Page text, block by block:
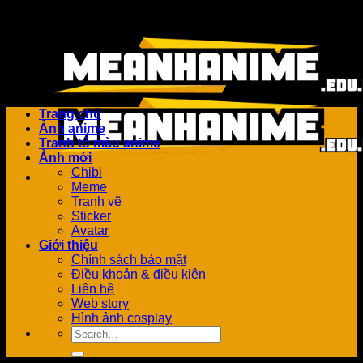
Trang chủ
Ảnh anime
Tranh tô màu anime
Ảnh mới
Chibi
Meme
Tranh vẽ
Sticker
Avatar
Giới thiệu
Chính sách bảo mật
Điều khoản & điều kiện
Liên hệ
Web story
Hình ảnh cosplay